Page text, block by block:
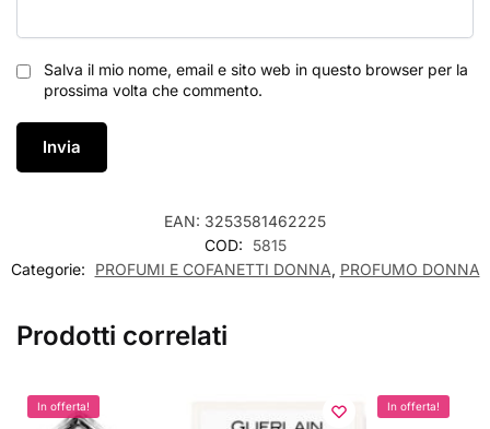
Salva il mio nome, email e sito web in questo browser per la
prossima volta che commento.
EAN: 3253581462225
COD:
5815
Categorie:
PROFUMI E COFANETTI DONNA, PROFUMO DONNA
Prodotti correlati
In offerta! In offerta!